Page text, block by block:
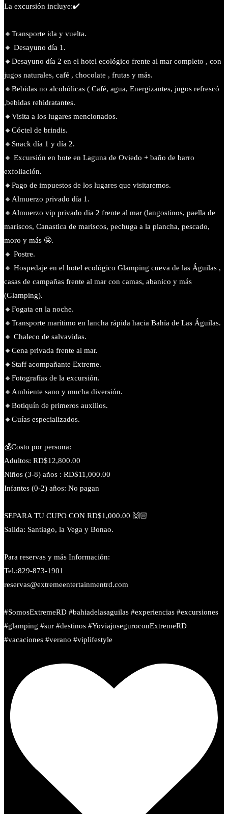
La excursión incluye:✔️
🔸️Transporte ida y vuelta.
🔸 Desayuno día 1.
🔸Desayuno día 2 en el hotel ecológico frente al mar completo , con
jugos naturales, café , chocolate , frutas y más.
🔸Bebidas no alcohólicas ( Café, agua, Energizantes, jugos refrescó
,bebidas rehidratantes.
🔸Visita a los lugares mencionados.
🔸Cóctel de brindis.
🔸Snack día 1 y día 2.
🔸 Excursión en bote en Laguna de Oviedo + baño de barro
exfoliación.
🔸Pago de impuestos de los lugares que visitaremos.
🔸Almuerzo privado día 1.
🔸Almuerzo vip privado dia 2 frente al mar (langostinos, paella de
mariscos, Canastica de mariscos, pechuga a la plancha, pescado,
moro y más 🤩.
🔸 Postre.
🔸 Hospedaje en el hotel ecológico Glamping cueva de las Águilas ,
casas de campañas frente al mar con camas, abanico y más
(Glamping).
🔸Fogata en la noche.
🔸️Transporte marítimo en lancha rápida hacia Bahía de Las Águilas.
🔸 Chaleco de salvavidas.
🔸️Cena privada frente al mar.
🔸️Staff acompañante Extreme.
🔸️Fotografías de la excursión.
🔸️Ambiente sano y mucha diversión.
🔸️Botiquín de primeros auxilios.
🔸️Guías especializados.
💰Costo por persona:
Adultos: RD$12,800.00
Niños (3-8) años : RD$11,000.00
Infantes (0-2) años: No pagan
SEPARA TU CUPO CON RD$1,000.00 🙌🏻
Salida: Santiago, la Vega y Bonao.
Para reservas y más Información:
Tel.:829-873-1901
reservas@extremeentertainmentrd.com
#SomosExtremeRD #bahiadelasaguilas #experiencias #excursiones
#glamping #sur #destinos #YoviajoseguroconExtremeRD
#vacaciones #verano #viplifestyle